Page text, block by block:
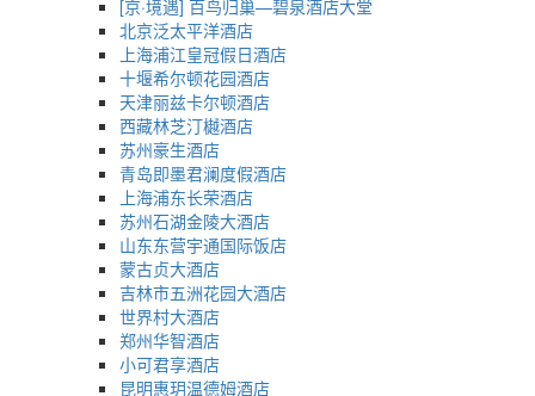
[京·境遇] 百鸟归巢—碧泉酒店大堂
北京泛太平洋酒店
上海浦江皇冠假日酒店
十堰希尔顿花园酒店
天津丽兹卡尔顿酒店
西藏林芝汀樾酒店
苏州豪生酒店
青岛即墨君澜度假酒店
上海浦东长荣酒店
苏州石湖金陵大酒店
山东东营宇通国际饭店
蒙古贞大酒店
吉林市五洲花园大酒店
世界村大酒店
郑州华智酒店
小可君享酒店
昆明惠玥温德姆酒店